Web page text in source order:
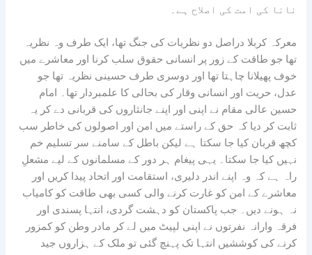
نانا کی امت کی اصلاح ہے۔
معرکہ کربلا دراصل دو نظریات کی جنگ تھا، ایک طرف وہ نظریہ
تھا جو طاقت کے زور پر انسانی حقوق سلب کرنا اور معاشرے میں
خوف پھیلانا چاہتا تھا اور دوسری طرف حسینی نظریہ تھا جو
عدل، حریت اور انسانی وقار کی بحالی کا علمبردار تھا۔ امام
حسین عالی مقام نے اپنی اور اپنے جانثاروں کی قربانی دے کر یہ
ثابت کر دیا کہ حق کے راستے میں امن اور اصولوں کی خاطر سب
کچھ قربان کیا جا سکتا ہے لیکن باطل کے سامنے سر تسلیم خم
نہیں کیا جا سکتا۔ یہی پیغام ہر دور کے مسلمانوں کے لیے مشعلِ
راہ ہے کہ وہ اپنے اندر دلیری، استقامت اور اتحاد پیدا کریں اور
معاشرے کے امن کو غارت کرنے والی کسی بھی طاقت کو کامیاب
نہ ہونے دیں۔ جب پاکستان کو دہشت گردی، انتہا پسندی اور
فرقہ وارانہ نفرتوں نے اپنی لپیٹ میں لے کر مادر وطن کو کمزور
کرنے کی کوششیں انتہا تک پہنچ گئی تو ملک کے ہزاروں جید